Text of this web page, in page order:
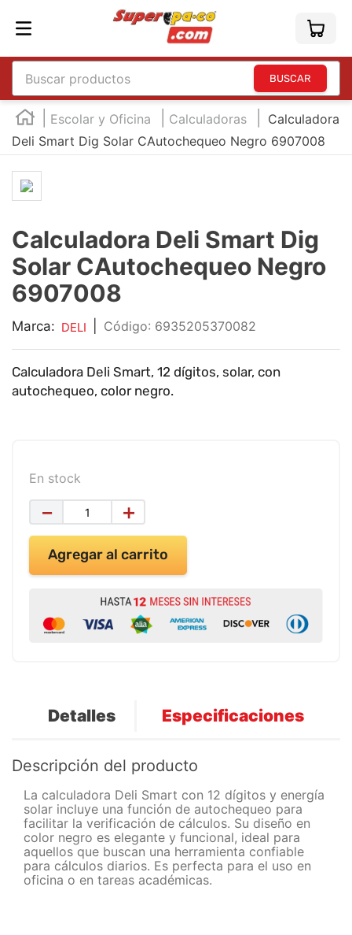
Buscar productos
Escolar y Oficina Calculadoras
Calculadora
Deli Smart Dig Solar CAutochequeo Negro 6907008
Calculadora Deli Smart Dig
Solar CAutochequeo Negro
6907008
Marca: DELI : 6935205370082
Calculadora Deli Smart, 12 dígitos, solar, con
autochequeo, color negro.
En stock
＋
－
Agregar al carrito
Detalles Especificaciones
Descripción del producto
La calculadora Deli Smart con 12 dígitos y energía
solar incluye una función de autochequeo para
facilitar la verificación de cálculos. Su diseño en
color negro es elegante y funcional, ideal para
aquellos que buscan una herramienta confiable
para cálculos diarios. Es perfecta para el uso en
oficina o en tareas académicas.
TÉRMINOS MÁS BUSCADOS
1.
england
3
5.
mouse
6.
marcadores
7.
audifonos
8.
teclado
10